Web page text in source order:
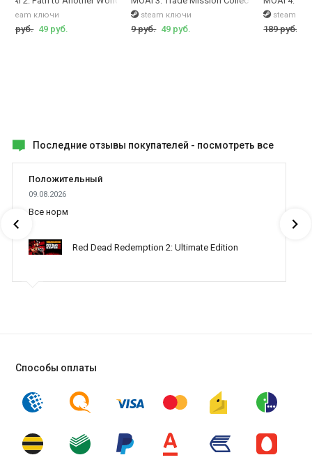
steam ключи
руб. 49 руб.
steam ключи
9 руб. 49 руб.
steam
189 руб.
Последние отзывы покупателей - посмотреть все
Положительный
09.08.2026
Все норм
Red Dead Redemption 2: Ultimate Edition
Способы оплаты